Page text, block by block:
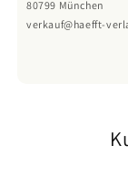
80799 München
verkauf@haefft-